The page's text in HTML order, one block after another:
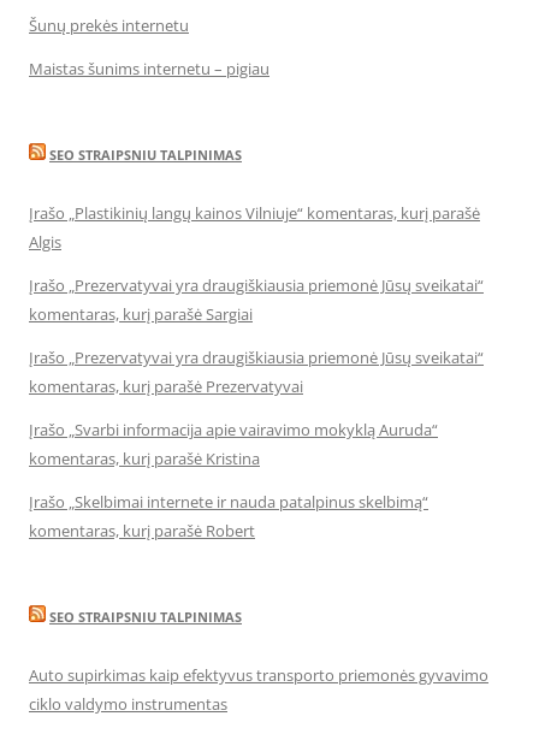
Šunų prekės internetu
Maistas šunims internetu – pigiau
SEO STRAIPSNIU TALPINIMAS
Įrašo „Plastikinių langų kainos Vilniuje“ komentaras, kurį parašė
Algis
Įrašo „Prezervatyvai yra draugiškiausia priemonė Jūsų sveikatai“
komentaras, kurį parašė Sargiai
Įrašo „Prezervatyvai yra draugiškiausia priemonė Jūsų sveikatai“
komentaras, kurį parašė Prezervatyvai
Įrašo „Svarbi informacija apie vairavimo mokyklą Auruda“
komentaras, kurį parašė Kristina
Įrašo „Skelbimai internete ir nauda patalpinus skelbimą“
komentaras, kurį parašė Robert
SEO STRAIPSNIU TALPINIMAS
Auto supirkimas kaip efektyvus transporto priemonės gyvavimo
ciklo valdymo instrumentas